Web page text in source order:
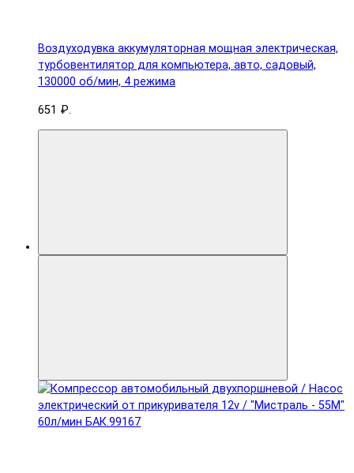
Воздуходувка аккумуляторная мощная электрическая,
турбовентилятор для компьютера, авто, садовый,
130000 об/мин, 4 режима
651 ₽.